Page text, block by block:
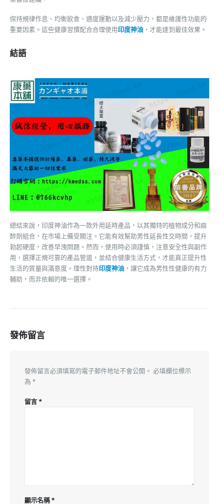
保持規律作息、均衡飲食、適度運動以及減少壓力，都是維護性功能的
重要因素。這些健康習慣配合合理使用印度神油 ，才能達到最佳效果。
結語
總結來說，印度神油作為一款外用延時產品，以其獨特的植物成分和麻
醉劑組合，在市場上備受關注。它能有效幫助男性延長性交時間，提升
勃起硬度，改善早洩問題。然而，使用時必須謹慎，注意安全性與副作
用，選擇正規可靠的產品管道，並結合健康生活方式，才能真正提升性
生活的質量與滿意度。理性對待印度神油 ，讓它成為男性性健康的有力
輔助，而非依賴的唯一選擇。
發佈留言
發佈留言必須填寫的電子郵件地址不會公開。 必填欄位標示
為 *
留言*
顯示名稱*